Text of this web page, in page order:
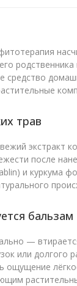
родственника
средство
трав
экстракт
после
и куркума
бальзам
—
или
ощущение